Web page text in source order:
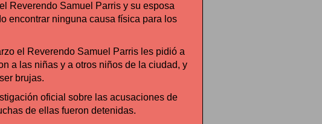
Reverendo Samuel Parris y su esposa
encontrar ninguna causa física para los
el Reverendo Samuel Parris les pidió a
a las niñas y a otros niños de la ciudad, y
brujas.
oficial sobre las acusaciones de
de ellas fueron detenidas.